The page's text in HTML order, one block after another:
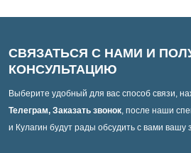
СВЯЗАТЬСЯ С НАМИ И
КОНСУЛЬТАЦИЮ
Выберите удобный для вас способ связи,
Телеграм, Заказать звонок, после наши
и Кулагин будут рады обсудить с вами вашу